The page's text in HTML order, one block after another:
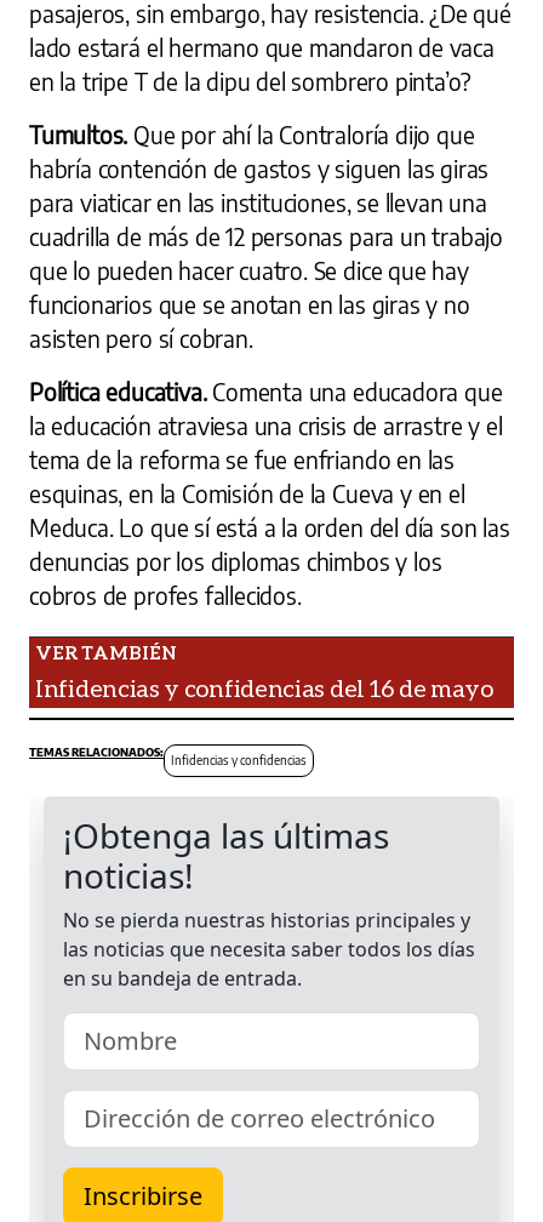
pasajeros, sin embargo, hay resistencia. ¿De qué
lado estará el hermano que mandaron de vaca
en la tripe T de la dipu del sombrero pinta’o?
Tumultos. Que por ahí la Contraloría dijo que
habría contención de gastos y siguen las giras
para viaticar en las instituciones, se llevan una
cuadrilla de más de 12 personas para un trabajo
que lo pueden hacer cuatro. Se dice que hay
funcionarios que se anotan en las giras y no
asisten pero sí cobran.
Política educativa.Comenta una educadora que
la educación atraviesa una crisis de arrastre y el
tema de la reforma se fue enfriando en las
esquinas, en la Comisión de la Cueva y en el
Meduca. Lo que sí está a la orden del día son las
denuncias por los diplomas chimbos y los
cobros de profes fallecidos.
Infidencias y confidencias del 16 de mayo
Infidencias y confidencias